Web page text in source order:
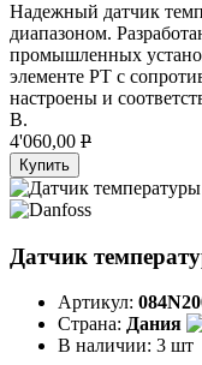
Надежный датчик
диапазоном.
промышленных
элементе PT с
настроены и
B.
4'060,00 P
Купить
Датчик
Артикул:
Страна: Дания
В наличии: 3 шт